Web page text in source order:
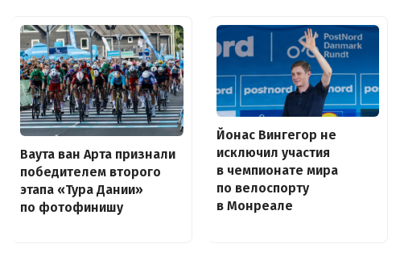
Ваута ван Арта признали
победителем второго
этапа «Тура Дании»
по фотофинишу
Йонас Вингегор не
исключил участия
в чемпионате мира
по велоспорту
в Монреале